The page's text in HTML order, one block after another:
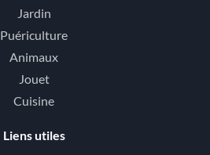
Jardin
Puériculture
Animaux
Jouet
Cuisine
Liens utiles